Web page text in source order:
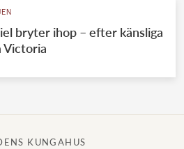
bryter ihop – efter känsliga
Victoria
KUNGAHUS